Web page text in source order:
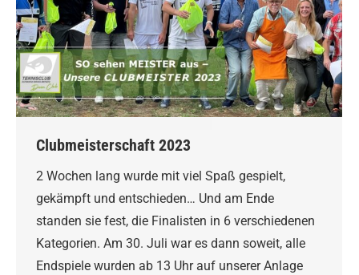
Clubmeisterschaft 2023
2 Wochen lang wurde mit viel Spaß gespielt,
gekämpft und entschieden… Und am Ende
standen sie fest, die Finalisten in 6 verschiedenen
Kategorien. Am 30. Juli war es dann soweit, alle
Endspiele wurden ab 13 Uhr auf unserer Anlage